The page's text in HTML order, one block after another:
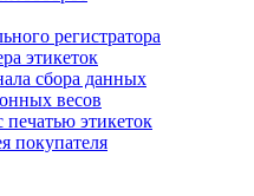
регистратора
этикеток
сбора данных
весов
этикеток
покупателя